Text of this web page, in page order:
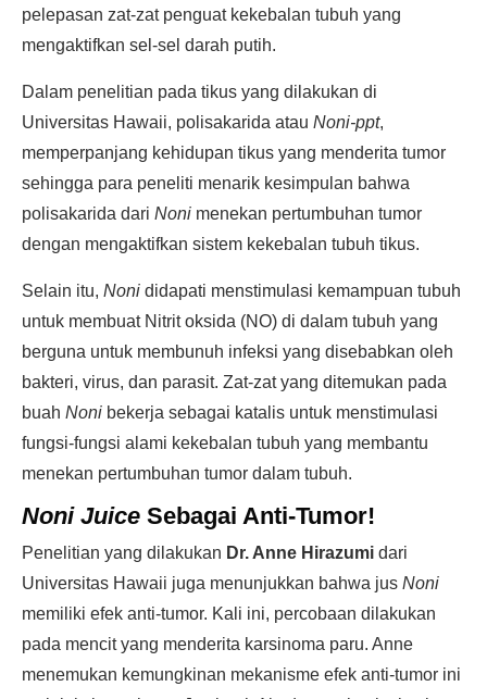
pelepasan zat-zat penguat kekebalan tubuh yang
mengaktifkan sel-sel darah putih.
Dalam penelitian pada tikus yang dilakukan di
Universitas Hawaii, polisakarida atau Noni-ppt,
memperpanjang kehidupan tikus yang menderita tumor
sehingga para peneliti menarik kesimpulan bahwa
polisakarida dari Noni menekan pertumbuhan tumor
dengan mengaktifkan sistem kekebalan tubuh tikus.
Selain itu, Noni didapati menstimulasi kemampuan tubuh
untuk membuat Nitrit oksida (NO) di dalam tubuh yang
berguna untuk membunuh infeksi yang disebabkan oleh
bakteri, virus, dan parasit. Zat-zat yang ditemukan pada
buah Noni bekerja sebagai katalis untuk menstimulasi
fungsi-fungsi alami kekebalan tubuh yang membantu
menekan pertumbuhan tumor dalam tubuh.
Noni Juice Sebagai Anti-Tumor!
Penelitian yang dilakukan Dr. Anne Hirazumi dari
Universitas Hawaii juga menunjukkan bahwa jus Noni
memiliki efek anti-tumor. Kali ini, percobaan dilakukan
pada mencit yang menderita karsinoma paru. Anne
menemukan kemungkinan mekanisme efek anti-tumor ini